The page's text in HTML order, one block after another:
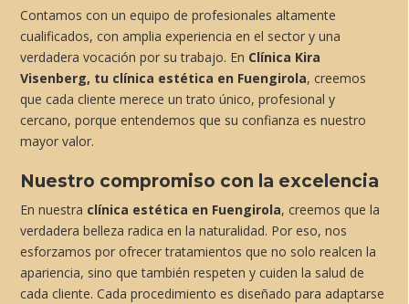
Contamos con un equipo de profesionales altamente
cualificados, con amplia experiencia en el sector y una
verdadera vocación por su trabajo. En Clínica Kira
Visenberg, tu clínica estética en Fuengirola, creemos
que cada cliente merece un trato único, profesional y
cercano, porque entendemos que su confianza es nuestro
mayor valor.
Nuestro compromiso con la excelencia
En nuestra clínica estética en Fuengirola, creemos que la
verdadera belleza radica en la naturalidad. Por eso, nos
esforzamos por ofrecer tratamientos que no solo realcen la
apariencia, sino que también respeten y cuiden la salud de
cada cliente. Cada procedimiento es diseñado para adaptarse